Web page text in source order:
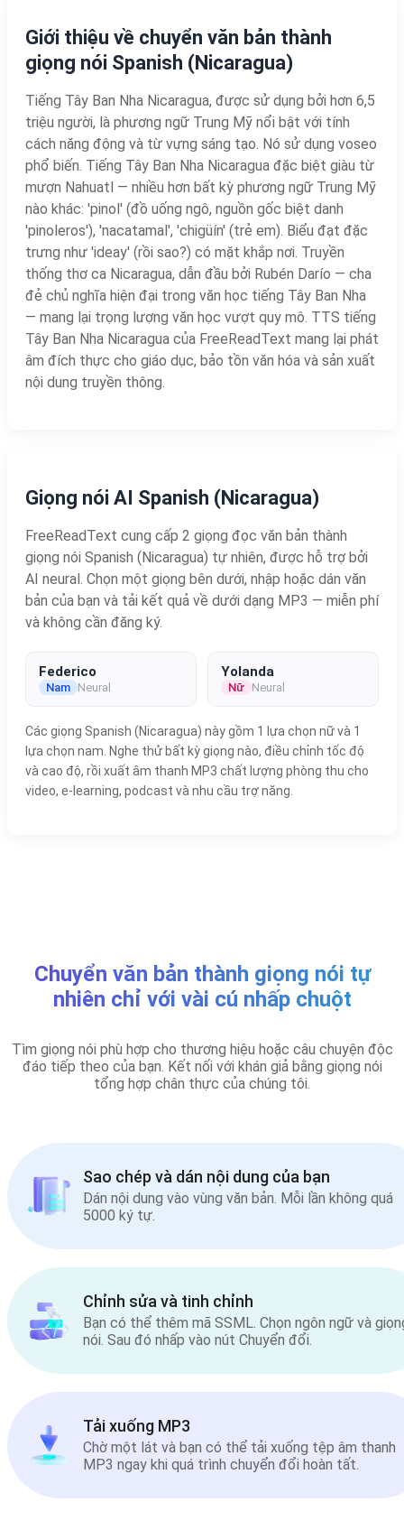
Giới thiệu về chuyển văn bản thành
giọng nói Spanish (Nicaragua)
Tiếng Tây Ban Nha Nicaragua, được sử dụng bởi hơn 6,5
triệu người, là phương ngữ Trung Mỹ nổi bật với tính
cách năng động và từ vựng sáng tạo. Nó sử dụng voseo
phổ biến. Tiếng Tây Ban Nha Nicaragua đặc biệt giàu từ
mượn Nahuatl — nhiều hơn bất kỳ phương ngữ Trung Mỹ
nào khác: 'pinol' (đồ uống ngô, nguồn gốc biệt danh
'pinoleros'), 'nacatamal', 'chigüín' (trẻ em). Biểu đạt đặc
trưng như 'ideay' (rồi sao?) có mặt khắp nơi. Truyền
thống thơ ca Nicaragua, dẫn đầu bởi Rubén Darío — cha
đẻ chủ nghĩa hiện đại trong văn học tiếng Tây Ban Nha
— mang lại trọng lượng văn học vượt quy mô. TTS tiếng
Tây Ban Nha Nicaragua của FreeReadText mang lại phát
âm đích thực cho giáo dục, bảo tồn văn hóa và sản xuất
nội dung truyền thông.
Giọng nói AI Spanish (Nicaragua)
FreeReadText cung cấp 2 giọng đọc văn bản thành
giọng nói Spanish (Nicaragua) tự nhiên, được hỗ trợ bởi
AI neural. Chọn một giọng bên dưới, nhập hoặc dán văn
bản của bạn và tải kết quả về dưới dạng MP3 — miễn phí
và không cần đăng ký.
Federico
Nam Neural
Yolanda
Nữ Neural
Các giọng Spanish (Nicaragua) này gồm 1 lựa chọn nữ và 1
lựa chọn nam. Nghe thử bất kỳ giọng nào, điều chỉnh tốc độ
và cao độ, rồi xuất âm thanh MP3 chất lượng phòng thu cho
video, e-learning, podcast và nhu cầu trợ năng.
Chuyển văn bản thành giọng nói tự
nhiên chỉ với vài cú nhấp chuột
Tìm giọng nói phù hợp cho thương hiệu hoặc câu chuyện độc
đáo tiếp theo của bạn. Kết nối với khán giả bằng giọng nói
tổng hợp chân thực của chúng tôi.
Sao chép và dán nội dung của bạn
Dán nội dung vào vùng văn bản. Mỗi lần không quá
5000 ký tự.
Chỉnh sửa và tinh chỉnh
Bạn có thể thêm mã SSML. Chọn ngôn ngữ và
nói. Sau đó nhấp vào nút Chuyển đổi.
Tải xuống MP3
Chờ một lát và bạn có thể tải xuống tệp âm thanh
MP3 ngay khi quá trình chuyển đổi hoàn tất.